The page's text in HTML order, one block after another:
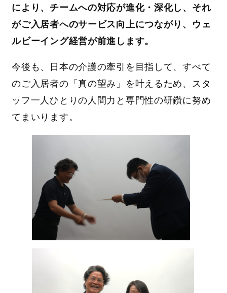
により、チームへの対応が進化・深化し、それ
がご入居者へのサービス向上につながり、ウェ
ルビーイング経営が前進します。
今後も、日本の介護の牽引を目指して、すべて
のご入居者の「真の望み」を叶えるため、スタ
ッフ一人ひとりの人間力と専門性の研鑽に努め
てまいります。